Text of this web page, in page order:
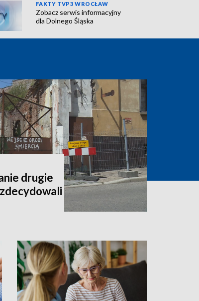
FAKTY TVP3 WROCŁAW
Zobacz serwis informacyjny
dla Dolnego Śląska
drugie